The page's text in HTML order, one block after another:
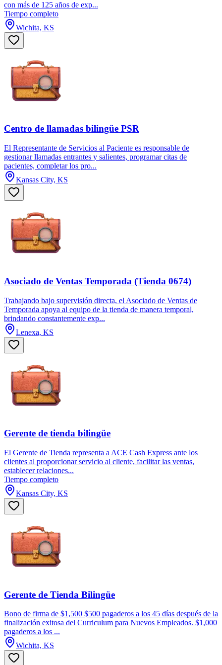
con más de 125 años de exp...
Tiempo completo
Wichita, KS
Centro de llamadas bilingüe PSR
El Representante de Servicios al Paciente es responsable de
gestionar llamadas entrantes y salientes, programar citas de
pacientes, completar los pro...
Kansas City, KS
Asociado de Ventas Temporada (Tienda 0674)
Trabajando bajo supervisión directa, el Asociado de Ventas de
Temporada apoya al equipo de la tienda de manera temporal,
brindando constantemente exp...
Lenexa, KS
Gerente de tienda bilingüe
El Gerente de Tienda representa a ACE Cash Express ante los
clientes al proporcionar servicio al cliente, facilitar las ventas,
establecer relaciones...
Tiempo completo
Kansas City, KS
Gerente de Tienda Bilingüe
Bono de firma de $1,500 $500 pagaderos a los 45 días después de la
finalización exitosa del Curriculum para Nuevos Empleados. $1,000
pagaderos a los ...
Wichita, KS